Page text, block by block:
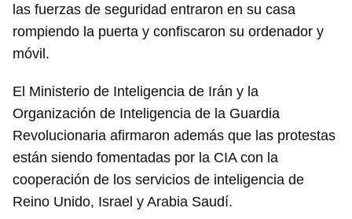
las fuerzas de seguridad entraron en su casa
rompiendo la puerta y confiscaron su ordenador y
móvil.
El Ministerio de Inteligencia de Irán y la
Organización de Inteligencia de la Guardia
Revolucionaria afirmaron además que las protestas
están siendo fomentadas por la CIA con la
cooperación de los servicios de inteligencia de
Reino Unido, Israel y Arabia Saudí.